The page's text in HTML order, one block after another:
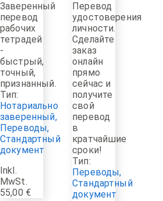
Заверенный
перевод
рабочих
тетрадей
-
быстрый,
точный,
признанный.
Тип:
Нотариально
заверенный,
Переводы,
Стандартный
документ
55,00 €
Inkl.
MwSt.
Перевод
удостоверения
личности.
Сделайте
заказ
онлайн
прямо
сейчас и
получите
свой
перевод
в
кратчайшие
сроки!
Тип:
Переводы,
Стандартный
документ